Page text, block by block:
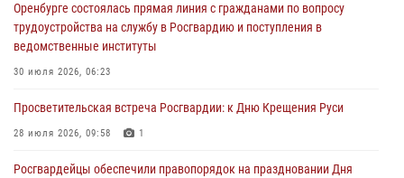
Оренбурге состоялась прямая линия с гражданами по вопросу
трудоустройства на службу в Росгвардию и поступления в
ведомственные институты
30 июля 2026, 06:23
Просветительская встреча Росгвардии: к Дню Крещения Руси
28 июля 2026, 09:58 1
Росгвардейцы обеспечили правопорядок на праздновании Дня